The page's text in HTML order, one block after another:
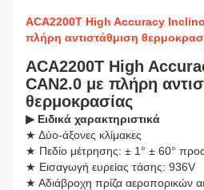
ACA2200T High Accuracy
πλήρη αντιστάθμιση
ACA2200T High
CAN2.0 με πλήρη
θερμοκρασίας
▶ Ειδικά χαρακτηριστικά
★ Δύο-άξονες κλίμακες
★ Πεδίο μέτρησης: ± 1° ± 60°
★ Εισαγωγή ευρείας τάσης: 936V
★ Αδιάβροχη πρίζα αεροπορικών